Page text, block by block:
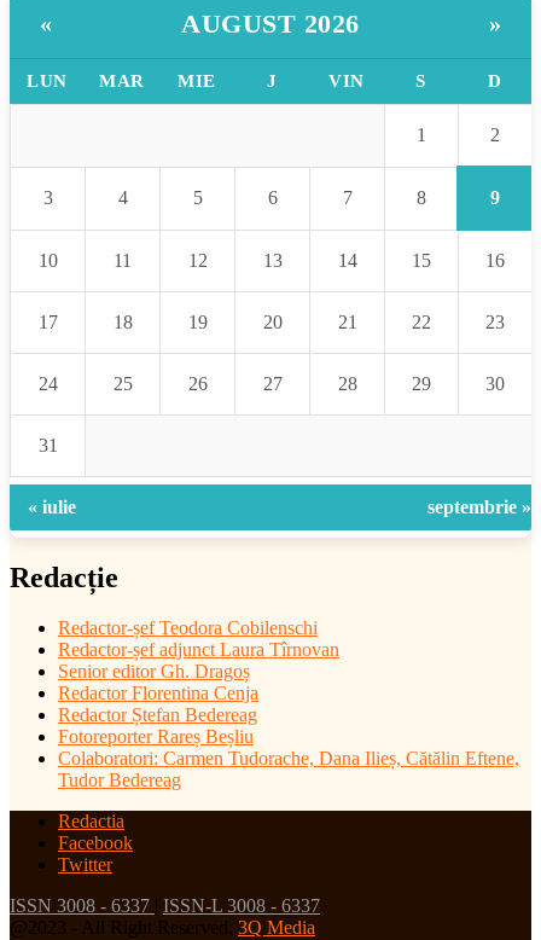
« AUGUST 2026 »
LUN MAR MIE J VIN S D
1 2
3 4 5 6 7 8 9
10 11 12 13 14 15 16
17 18 19 20 21 22 23
24 25 26 27 28 29 30
31
« iulie septembrie »
Redacție
Redactor-șefTeodora Cobilenschi
Redactor-șef adjunct Laura Tîrnovan
Senior editor Gh. Dragoș
Redactor Florentina Cenja
Redactor Ștefan Bedereag
Fotoreporter Rareș Beșliu
Colaboratori: Carmen Tudorache, Dana Ilieș, Cătălin Eftene,
Tudor Bedereag
Redactia
Facebook
Twitter
ISSN 3008 - 6337
ISSN-L 3008 - 6337
@2023 - All Right Reserved. 3Q Media